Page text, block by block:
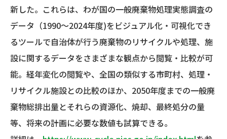
新した。これらは、わが国の一般廃棄物処理実態調査の
データ（1990～2024年度)をビジュアル化・可視化でき
るツールで自治体が行う廃棄物のリサイクルや処理、施
設に関するデータをさまざまな観点から閲覧・比較が可
能。経年変化の閲覧や、全国の類似する市町村、処理・
リサイクル施設との比較のほか、2050年度までの一般廃
棄物総排出量とそれらの資源化、焼却、最終処分の量
等、将来の計画に必要な数値も試算できる。